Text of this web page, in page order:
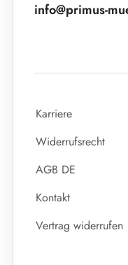
info@primus-
Karriere
Widerrufsrecht
AGB DE
Kontakt
Vertrag widerrufen